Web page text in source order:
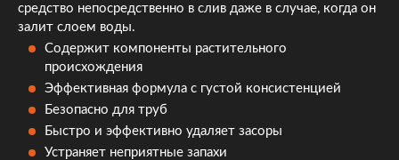
средство непосредственно в слив даже в случае, когда он
залит слоем воды.
Содержит компоненты растительного
происхождения
Эффективная формула с густой консистенцией
Безопасно для труб
Быстро и эффективно удаляет засоры
Устраняет неприятные запахи